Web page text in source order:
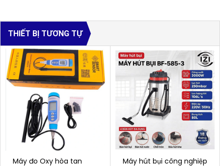
THIẾT BỊ TƯƠNG TỰ
Máy đo Oxy hòa tan Máy hút bụi công nghiệp